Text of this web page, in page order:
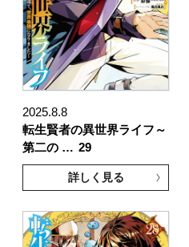
2025.8.8
転生賢者の異世界ライフ～
第二の … 29
詳しく見る